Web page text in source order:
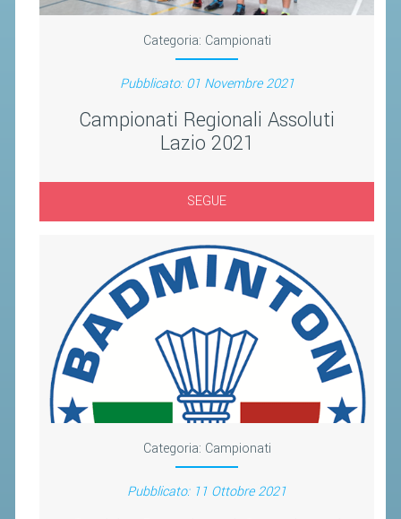
Categoria: Campionati
Pubblicato: 01 Novembre 2021
Campionati Regionali Assoluti
Lazio 2021
SEGUE
Categoria: Campionati
Pubblicato: 11 Ottobre 2021